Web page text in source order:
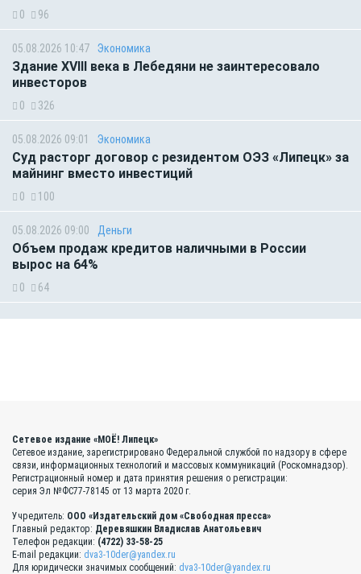
0 96
05.08.2026 10:47 Экономика
Здание XVIII века в Лебедяни не заинтересовало
инвесторов
0 326
05.08.2026 09:01 Экономика
Суд расторг договор с резидентом ОЭЗ «Липецк» за
майнинг вместо инвестиций
0 100
05.08.2026 09:00 Деньги
Объем продаж кредитов наличными в России
вырос на 64%
0 64
Сетевое издание «МОЁ! Липецк»
Сетевое издание, зарегистрировано Федеральной службой по надзору в сфере
связи, информационных технологий и массовых коммуникаций (Роскомнадзор).
Регистрационный номер и дата принятия решения о регистрации:
серия Эл №ФС77-78145 от 13 марта 2020 г.
Учредитель: ООО «Издательский дом «Свободная пресса»
Главный редактор: Деревяшкин Владислав Анатольевич
Телефон редакции: (4722) 33-58-25
E-mail редакции: dva3-10der@yandex.ru
Для юридически значимых сообщений: dva3-10der@yandex.ru